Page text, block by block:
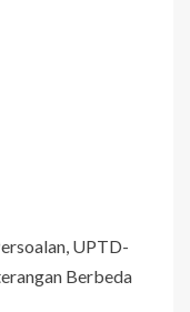
UPTD-
Berbeda